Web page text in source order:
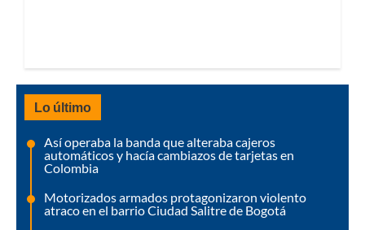
Lo último
Así operaba la banda que alteraba cajeros
automáticos y hacía cambiazos de tarjetas en
Colombia
Motorizados armados protagonizaron violento
atraco en el barrio Ciudad Salitre de Bogotá